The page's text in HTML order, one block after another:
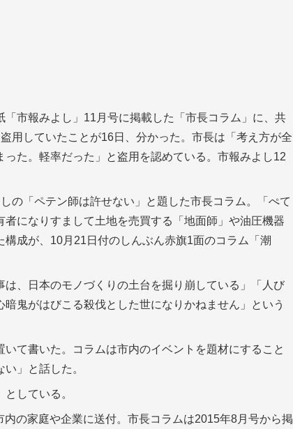
市報みよし」11月号に掲載した「市長コラム」に、共
用していたことが16日、分かった。市長は「考え方が全
た。軽率だった」と盗用を認めている。市報みよし12
の「ペテン師は許せない」と題した市長コラム。「ぺて
になりすまして土地を売買する「地面師」や油圧機器
成が、10月21日付のしんぶん赤旗1面のコラム「潮
、日本のモノづくりの土台を掘り崩している」「人び
鬼がはびこる殺伐とした世になりかねません」という
て書いた。コラムは市内のイベントを題材にすること
」と話した。
している。
の家庭や企業に送付。市長コラムは2015年8月号から掲